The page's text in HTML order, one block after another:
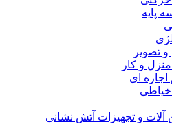
پایه
تصویر
و کار
اجاره ای
خیاطی
آلات و تجهیزات آتش نشانی